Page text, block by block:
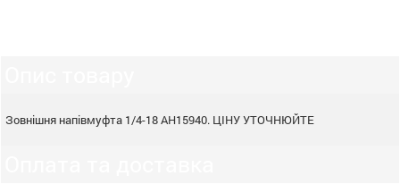
Зовнішня напівмуфта 1/4-18 AH15940. ЦІНУ УТОЧНЮЙТЕ